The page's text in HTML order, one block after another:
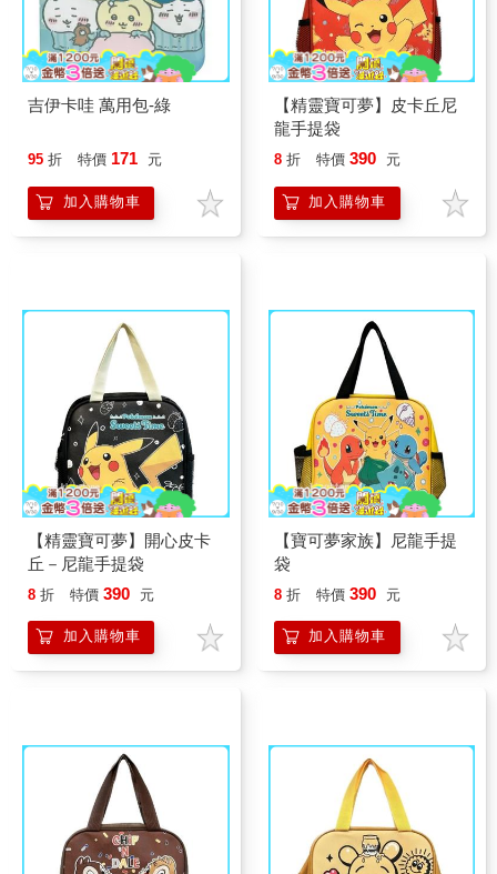
吉伊卡哇 萬用包-綠
95 折 特價 171 元
加入購物車
【精靈寶可夢】皮卡丘尼
龍手提袋
8 折 特價 390 元
加入購物車
【精靈寶可夢】開心皮卡
丘－尼龍手提袋
8 折 特價 390 元
加入購物車
【寶可夢家族】尼龍手提
袋
8 折 特價 390 元
加入購物車